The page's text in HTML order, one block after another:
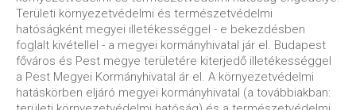
Területi környezetvédelmi és természetvédelmi
hatóságként megyei illetékességgel - e bekezdésben
foglalt kivétellel - a megyei kormányhivatal jár el. Budapest
főváros és Pest megye területére kiterjedő illetékességgel
a Pest Megyei Kormányhivatal ár el. A környezetvédelmi
hatáskörben eljáró megyei kormányhivatal (a továbbiakban: